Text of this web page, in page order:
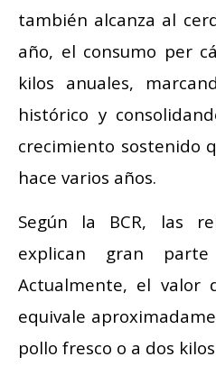
también alcanza al
año, el consumo per
kilos anuales,
histórico y
crecimiento sostenido
hace varios años.
Según la BCR, las
explican gran
Actualmente, el valor
equivale
pollo fresco o a dos